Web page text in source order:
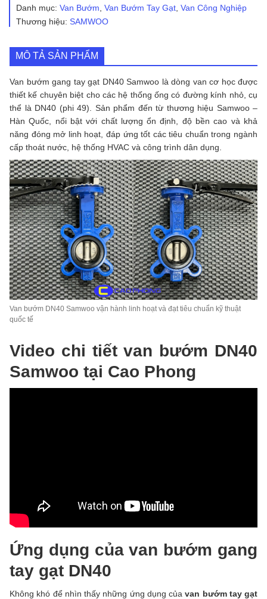
DN40
(Phi
số
lượng
Danh mục: Van Bướm, Van Bướm Tay Gạt, Van Công Nghiệp
Thương hiệu: SAMWOO
MÔ TẢ SẢN PHẨM
Van bướm gang tay gạt DN40 Samwoo là dòng van cơ học được
thiết kế chuyên biệt cho các hệ thống ống có đường kính nhỏ, cụ
thể là DN40 (phi 49). Sản phẩm đến từ thương hiệu Samwoo –
Hàn Quốc, nổi bật với chất lượng ổn định, độ bền cao và khả
năng đóng mở linh hoạt, đáp ứng tốt các tiêu chuẩn trong ngành
cấp thoát nước, hệ thống HVAC và công trình dân dụng.
Van bướm DN40 Samwoo vận hành linh hoạt và đạt tiêu chuẩn kỹ thuật
quốc tế
Video chi tiết van bướm DN40
Samwoo tại Cao Phong
Ứng dụng của van bướm gang
tay gạt DN40
Không khó để nhìn thấy những ứng dụng củavan bướm tay gạt